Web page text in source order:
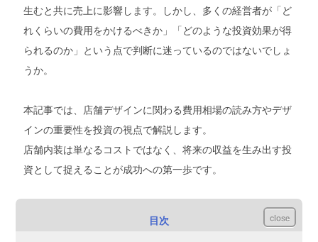
生むと共に売上に影響します。しかし、多くの経営者が「ど
れくらいの費用をかけるべきか」「どのような投資効果が得
られるのか」という点で判断に迷っているのではないでしょ
うか。
本記事では、店舗デザインに関わる費用相場の読み方やデザ
インの重要性を投資の視点で解説します。
店舗内装は単なるコストではなく、将来の収益を生み出す投
資として捉えることが成功への第一歩です。
close
目次